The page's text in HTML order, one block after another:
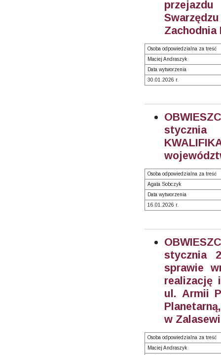
Zachodnia
Osoba odpowiedzialna za treść
Maciej Andraszyk
Data wytworzenia
30.01.2026 r.
Osoba odpowiedzialna za treść
Agata Sobczyk
Data wytworzenia
16.01.2026 r.
stycznia
sprawie
realizację
ul. Armii
w
Osoba odpowiedzialna za treść
Maciej Andraszyk